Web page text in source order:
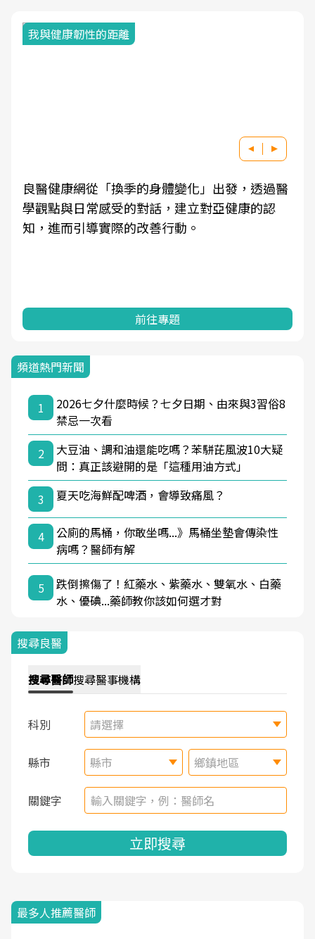
我與健康韌性的距離
良醫健康網從「換季的身體變化」出發，透過醫
學觀點與日常感受的對話，建立對亞健康的認
知，進而引導實際的改善行動。
前往專題
頻道熱門新聞
1
2026七夕什麼時候？七夕日期、由來與3習俗8
禁忌一次看
2
大豆油、調和油還能吃嗎？苯駢芘風波10大疑
問：真正該避開的是「這種用油方式」
3
夏天吃海鮮配啤酒，會導致痛風？
4
公廁的馬桶，你敢坐嗎...》馬桶坐墊會傳染性
病嗎？醫師有解
5
跌倒擦傷了！紅藥水、紫藥水、雙氧水、白藥
水、優碘...藥師教你該如何選才對
搜尋良醫
搜尋醫師搜尋醫事機構
科別 請選擇
縣市 縣市 鄉鎮地區
關鍵字
立即搜尋
最多人推薦醫師